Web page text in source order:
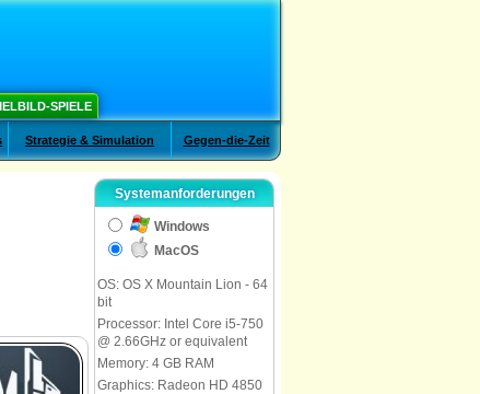
SPIELE
Strategie & Simulation Gegen-die-Zeit
Systemanforderungen
Windows
MacOS
OS: OS X Mountain Lion - 64
bit
Processor: Intel Core i5-750
@ 2.66GHz or equivalent
Memory: 4 GB RAM
Graphics: Radeon HD 4850